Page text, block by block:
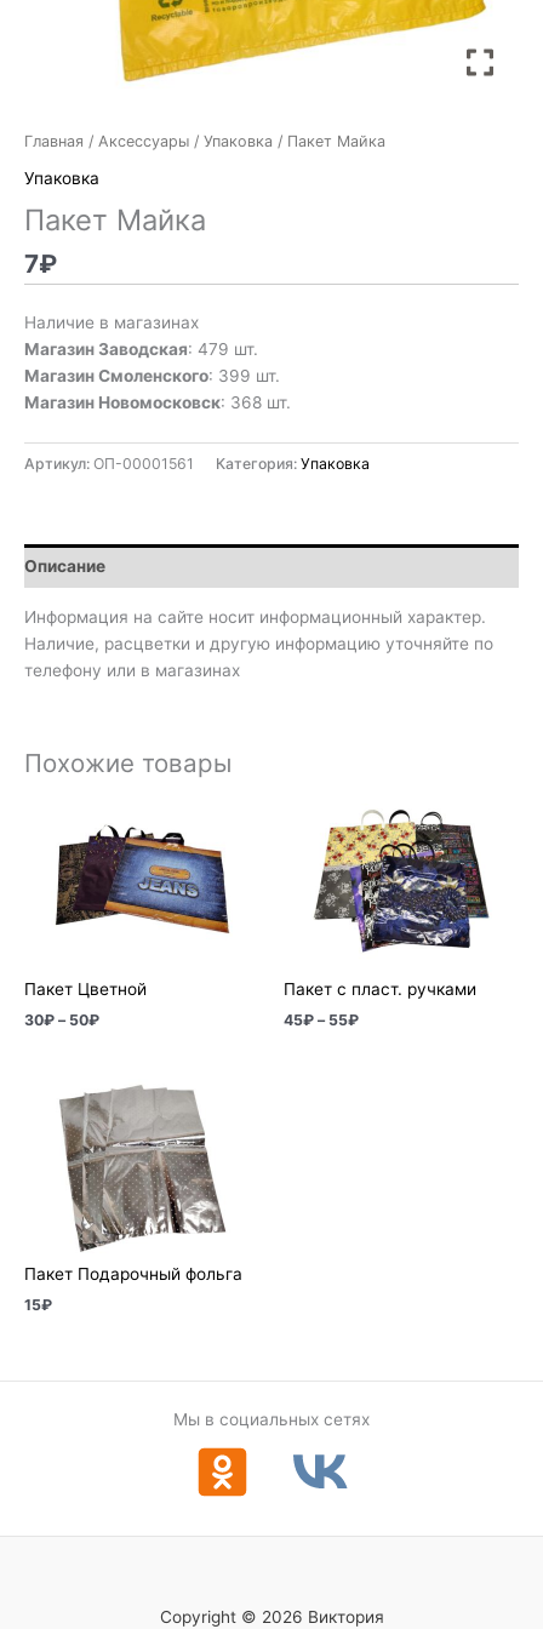
Главная / Аксессуары / Упаковка / Пакет Майка
Упаковка
Пакет Майка
7₽
Наличие в магазинах
Магазин Заводская: 479 шт.
Магазин Смоленского: 399 шт.
Магазин Новомосковск: 368 шт.
Артикул: ОП-00001561 Категория: Упаковка
Описание
Информация на сайте носит информационный характер.
Наличие, расцветки и другую информацию уточняйте по
телефону или в магазинах
Похожие товары
Пакет Цветной
30₽ – 50₽
цен:
30₽
–
50₽
Пакет с пласт. ручками
45₽ – 55₽
цен:
45₽
–
55₽
Пакет Подарочный фольга
15₽
Мы в социальных сетях
Copyright © 2026 Виктория